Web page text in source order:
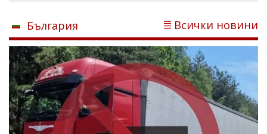
България Всички новини